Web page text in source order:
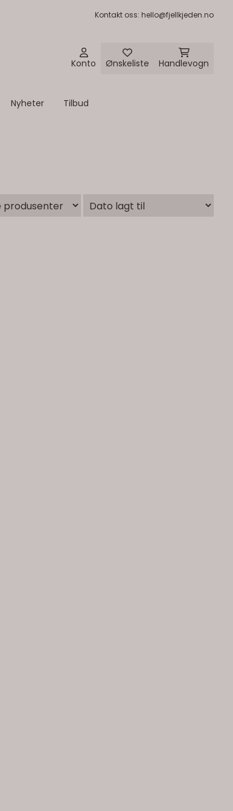
Kontakt oss: hello@fjellkjeden.no
Konto Ønskeliste Handlevogn
Nyheter Tilbud